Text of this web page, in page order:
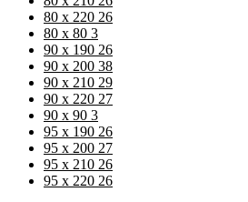
80 x 220 26
80 x 80 3
90 x 190 26
90 x 200 38
90 x 210 29
90 x 220 27
90 x 90 3
95 x 190 26
95 x 200 27
95 x 210 26
95 x 220 26